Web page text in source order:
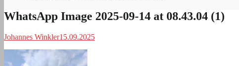
WhatsApp Image 2025-09-14 at 08.43.04 (1)
Johannes Winkler15.09.2025